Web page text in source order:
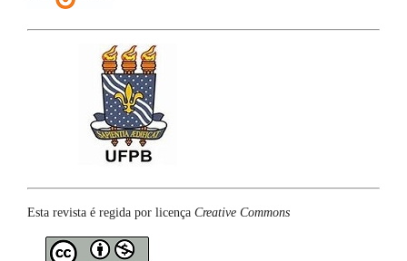
Esta revista é regida por licença Creative Commons